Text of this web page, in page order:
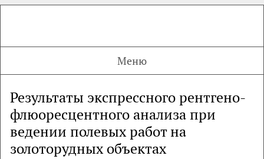
Меню
Результаты экспрессного рентгено-
флюоресцентного анализа при
ведении полевых работ на
золоторудных объектах